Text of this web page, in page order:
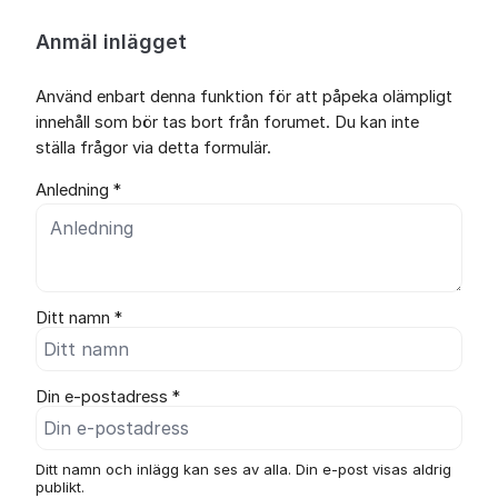
Anmäl inlägget
Använd enbart denna funktion för att påpeka olämpligt
innehåll som bör tas bort från forumet. Du kan inte
ställa frågor via detta formulär.
Anledning *
Ditt namn *
Din e-postadress *
Ditt namn och inlägg kan ses av alla. Din e-post visas aldrig
publikt.